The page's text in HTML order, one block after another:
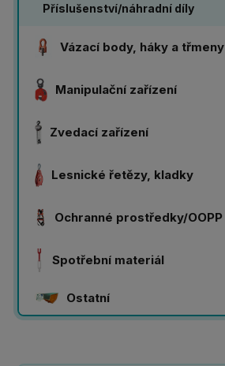
Příslušenství/náhradní díly
Vázací body, háky a třmeny
Manipulační zařízení
Zvedací zařízení
Lesnické řetězy, kladky
Ochranné prostředky/OOPP
Spotřební materiál
Ostatní